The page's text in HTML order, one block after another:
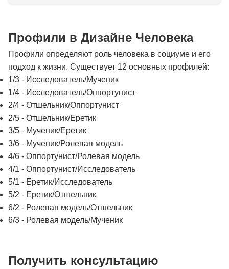
Профили в Дизайне Человека
Профили определяют роль человека в социуме и его
подход к жизни. Существует 12 основных профилей:
1/3 - Исследователь/Мученик
1/4 - Исследователь/Оппортунист
2/4 - Отшельник/Оппортунист
2/5 - Отшельник/Еретик
3/5 - Мученик/Еретик
3/6 - Мученик/Ролевая модель
4/6 - Оппортунист/Ролевая модель
4/1 - Оппортунист/Исследователь
5/1 - Еретик/Исследователь
5/2 - Еретик/Отшельник
6/2 - Ролевая модель/Отшельник
6/3 - Ролевая модель/Мученик
Получить консультацию